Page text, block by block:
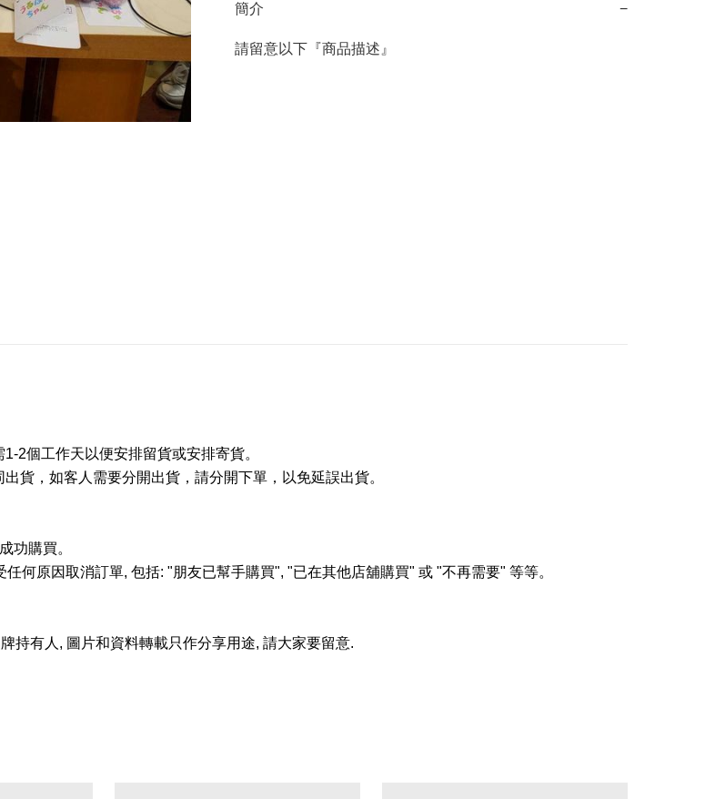
簡介 −
請留意以下『商品描述』
1-2個工作天以便安排留貨或安排寄貨。
貨，如客人需要分開出貨，請分開下單，以免延誤出貨。
功購買。
任何原因取消訂單, 包括: "朋友已幫手購買", "已在其他店舖購買" 或 "不再需要" 等等。
持有人 , 圖片和資料轉載只作分享用途, 請大家要留意.